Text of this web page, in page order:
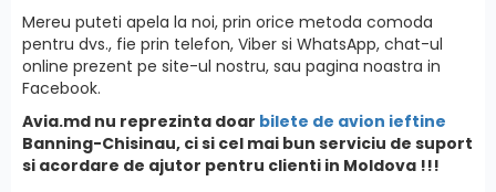
Mereu puteti apela la noi, prin orice metoda comoda
pentru dvs., fie prin telefon, Viber si WhatsApp, chat-ul
online prezent pe site-ul nostru, sau pagina noastra in
Facebook.
Avia.md nu reprezinta doar bilete de avion ieftine
Banning-Chisinau, ci si cel mai bun serviciu de suport
si acordare de ajutor pentru clienti in Moldova !!!